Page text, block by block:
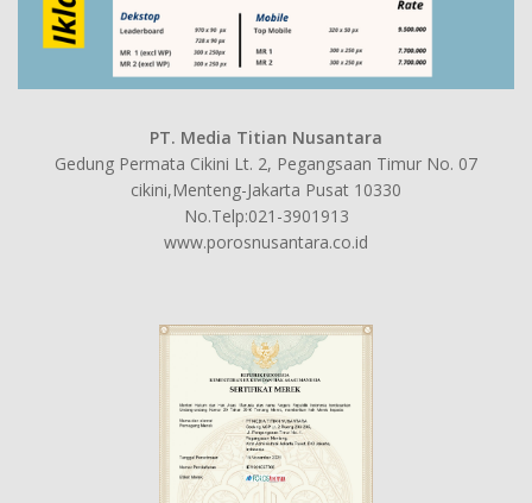
PT. Media Titian Nusantara
Gedung Permata Cikini Lt. 2, Pegangsaan Timur No. 07
cikini,Menteng-Jakarta Pusat 10330
No.Telp:021-3901913
www.porosnusantara.co.id